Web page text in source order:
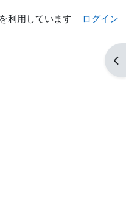
利用しています ログイン
ブ